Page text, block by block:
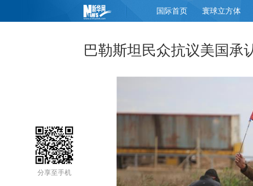
国际首页 寰球立方体
分享至手机
巴勒斯坦民众抗议美国承